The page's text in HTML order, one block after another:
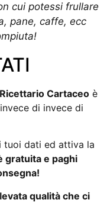
cui potessi frullare
pane, caffe, ecc
Cartaceo è
invece di invece di
tuoi dati ed attiva la
gratuita e paghi
qualità che ci